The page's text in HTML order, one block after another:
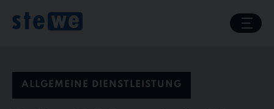
content
ALLGEMEINE DIENSTLEISTUNG